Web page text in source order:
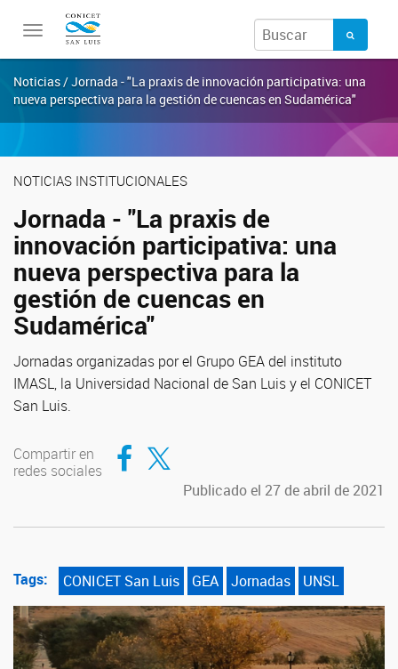
Toggle
Noticias / Jornada - "La praxis de innovación participativa: una
nueva perspectiva para la gestión de cuencas en Sudamérica"
NOTICIAS INSTITUCIONALES
Jornada - "La praxis de
innovación participativa: una
nueva perspectiva para la
gestión de cuencas en
Sudamérica"
Jornadas organizadas por el Grupo GEA del instituto
IMASL, la Universidad Nacional de San Luis y el CONICET
San Luis.
Compartir en
redes sociales
Compartir en Facebook
Compartir en Twitter
Publicado el 27 de abril de 2021
Tags: CONICET San Luis GEA Jornadas UNSL